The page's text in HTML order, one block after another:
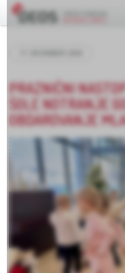
PRAZNIČNI
ŠOLE NOTRANJE
OBDAROVANJE